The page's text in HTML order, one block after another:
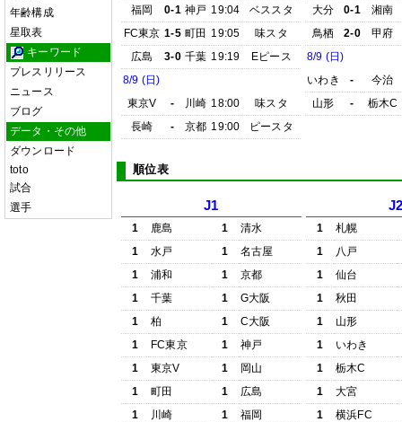
年齢構成
星取表
キーワード
プレスリリース
ニュース
ブログ
データ・その他
ダウンロード
toto
試合
選手
福岡
0-1 神戸 19:04
ベススタ
FC東京 1-5 町田 19:05
味スタ
広島
3-0 千葉 19:19
Eピース
8/9 (日)
東京V
- 川崎 18:00
味スタ
長崎
- 京都 19:00 ピースタ
大分
0-1
湘南
鳥栖
2-0
甲府
8/9 (日)
いわき
-
今治
山形
- 栃木C
順位表
J1
1 鹿島 1
清水
1
水戸 1
名古屋
1
浦和 1
京都
1
千葉 1
G大阪
1
柏 1
C大阪
1
FC東京 1
神戸
1
東京V 1
岡山
1
町田 1
広島
1
川崎 1
福岡
1
札幌
1
八戸
1
仙台
1
秋田
1
山形
1
いわき
1
栃木C
1
大宮
1
横浜FC